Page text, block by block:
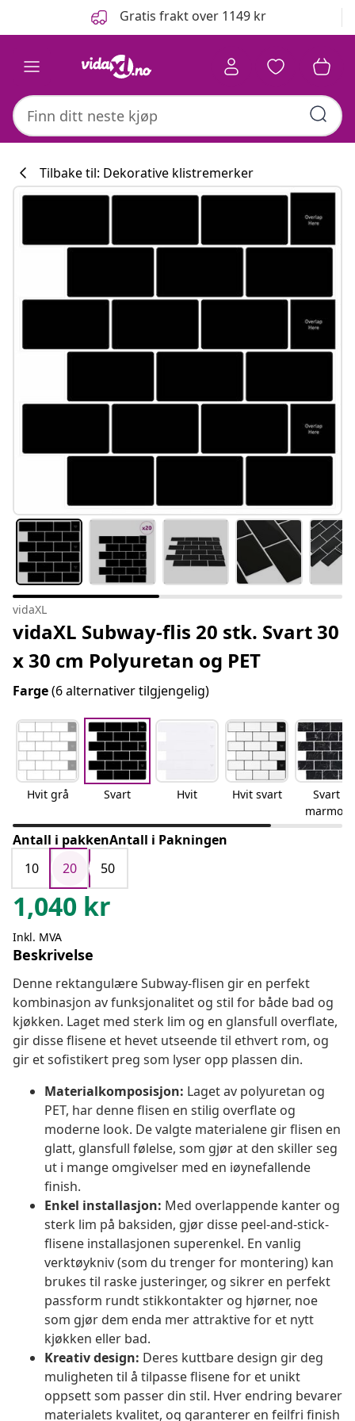
Gratis frakt over 1149 kr
Tilbake til: Dekorative klistremerker
vidaXL
vidaXL Subway-flis 20 stk. Svart 30
x 30 cm Polyuretan og PET
Farge(6 alternativer tilgjengelig)
Hvit grå Svart Hvit Hvit svart
Svart
marmor
Antall i pakkenAntall i Pakningen
10
20 50
1,040 kr
Inkl. MVA
Beskrivelse
Denne rektangulære Subway-flisen gir en perfekt
kombinasjon av funksjonalitet og stil for både bad og
kjøkken. Laget med sterk lim og en glansfull overflate,
gir disse flisene et hevet utseende til ethvert rom, og
gir et sofistikert preg som lyser opp plassen din.
Materialkomposisjon: Laget av polyuretan og
PET, har denne flisen en stilig overflate og
moderne look. De valgte materialene gir flisen en
glatt, glansfull følelse, som gjør at den skiller seg
ut i mange omgivelser med en iøynefallende
finish.
Enkel installasjon: Med overlappende kanter og
sterk lim på baksiden, gjør disse peel-and-stick-
flisene installasjonen superenkel. En vanlig
verktøykniv (som du trenger for montering) kan
brukes til raske justeringer, og sikrer en perfekt
passform rundt stikkontakter og hjørner, noe
som gjør dem enda mer attraktive for et nytt
kjøkken eller bad.
Kreativ design: Deres kuttbare design gir deg
muligheten til å tilpasse flisene for et unikt
oppsett som passer din stil. Hver endring bevarer
materialets kvalitet, og garanterer en feilfri finish